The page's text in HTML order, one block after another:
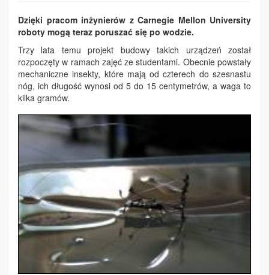
Dzięki pracom inżynierów z Carnegie Mellon University
roboty mogą teraz poruszać się po wodzie.
Trzy lata temu projekt budowy takich urządzeń został
rozpoczęty w ramach zajęć ze studentami. Obecnie powstały
mechaniczne insekty, które mają od czterech do szesnastu
nóg, ich długość wynosi od 5 do 15 centymetrów, a waga to
kilka gramów.